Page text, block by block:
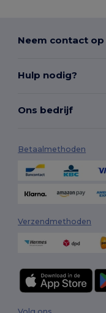
Neem contact op
Hulp nodig?
Ons bedrijf
Betaalmethoden
Verzendmethoden